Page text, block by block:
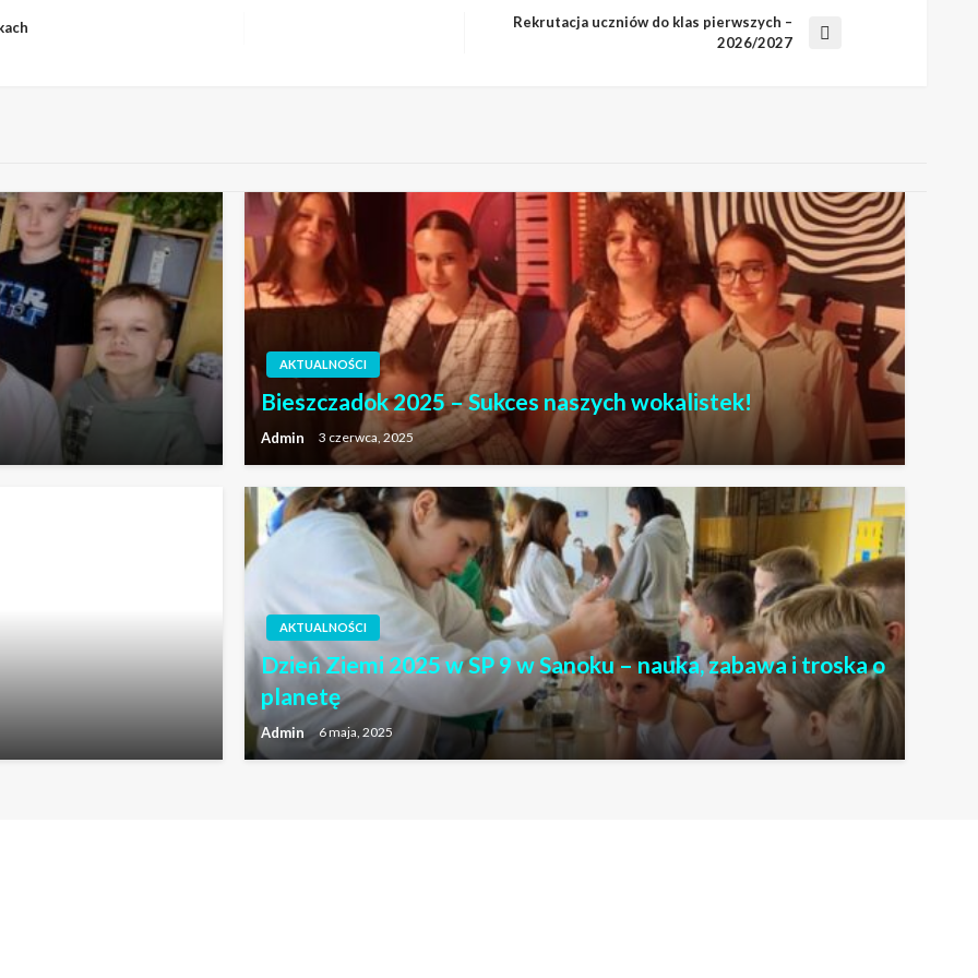
Rekrutacja uczniów do klas pierwszych –
2026/2027
AKTUALNOŚCI
Bieszczadok 2025 – Sukces naszych wokalistek!
Admin 3 czerwca, 2025
AKTUALNOŚCI
Dzień Ziemi 2025 w SP 9 w Sanoku – nauka, zabawa i troska o
planetę
Admin 6 maja, 2025